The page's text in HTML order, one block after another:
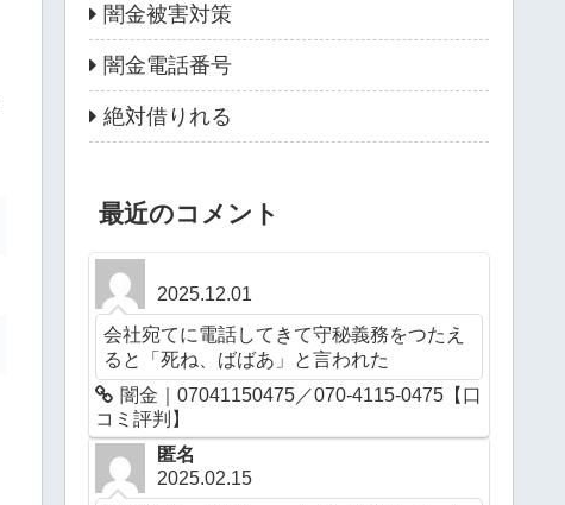
闇金被害対策
闇金電話番号
絶対借りれる
最近のコメント
2025.12.01
会社宛てに電話してきて守秘義務をつたえ
ると「死ね、ばばあ」と言われた
闇金｜07041150475／070-4115-0475【口
コミ評判】
匿名
2025.02.15